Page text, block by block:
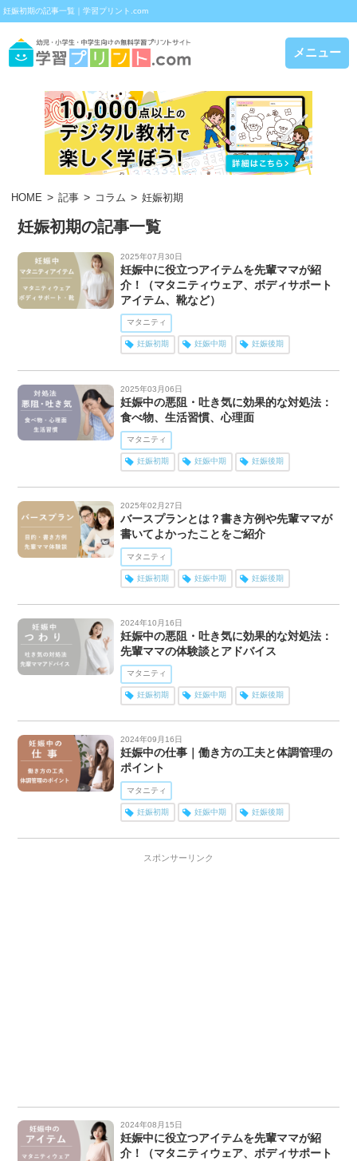
妊娠初期の記事一覧｜学習プリント.com
メニュー
HOME 記事 コラム 妊娠初期
妊娠初期の記事一覧
2025年07月30日
妊娠中に役立つアイテムを先輩ママが紹
介！（マタニティウェア、ボディサポート
アイテム、靴など）
マタニティ
妊娠初期 妊娠中期 妊娠後期
2025年03月06日
妊娠中の悪阻・吐き気に効果的な対処法：
食べ物、生活習慣、心理面
マタニティ
妊娠初期 妊娠中期 妊娠後期
2025年02月27日
バースプランとは？書き方例や先輩ママが
書いてよかったことをご紹介
マタニティ
妊娠初期 妊娠中期 妊娠後期
2024年10月16日
妊娠中の悪阻・吐き気に効果的な対処法：
先輩ママの体験談とアドバイス
マタニティ
妊娠初期 妊娠中期 妊娠後期
2024年09月16日
妊娠中の仕事｜働き方の工夫と体調管理の
ポイント
マタニティ
妊娠初期 妊娠中期 妊娠後期
スポンサーリンク
2024年08月15日
妊娠中に役立つアイテムを先輩ママが紹
介！（マタニティウェア、ボディサポート